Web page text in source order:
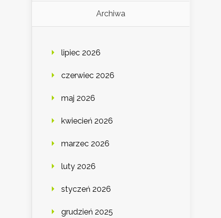
Archiwa
lipiec 2026
czerwiec 2026
maj 2026
kwiecień 2026
marzec 2026
luty 2026
styczeń 2026
grudzień 2025